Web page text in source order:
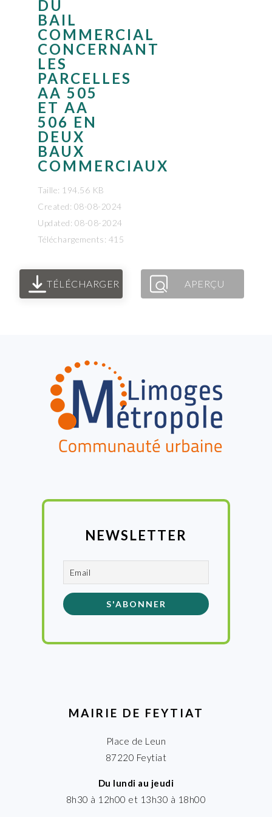
DU
BAIL
COMMERCIAL
CONCERNANT
LES
PARCELLES
AA 505
ET AA
506 EN
DEUX
BAUX
COMMERCIAUX
Taille: 194.56 KB
Created: 08-08-2024
Updated: 08-08-2024
Téléchargements: 415
TÉLÉCHARGER APERÇU
NEWSLETTER
MAIRIE DE FEYTIAT
Place de Leun
87220 Feytiat
Du lundi au jeudi
8h30 à 12h00 et 13h30 à 18h00